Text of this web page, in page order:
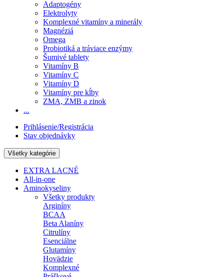
Adaptogény
Elektrolyty
Komplexné vitamíny a minerály
Magnéziá
Omega
Probiotiká a tráviace enzýmy
Šumivé tablety
Vitamíny B
Vitamíny C
Vitamíny D
Vitamíny pre kĺby
ZMA, ZMB a zinok
...
Prihlásenie/Registrácia
Stav objednávky
Všetky kategórie
EXTRA LACNÉ
All-in-one
Aminokyseliny
Všetky produkty
Arginíny
BCAA
Beta Alaníny
Citrulíny
Esenciálne
Glutamíny
Hovädzie
Komplexné